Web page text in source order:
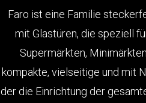
Faro ist eine Familie
mit Glastüren, die speziell
Supermärkten,
kompakte, vielseitige und mit
der die Einrichtung der